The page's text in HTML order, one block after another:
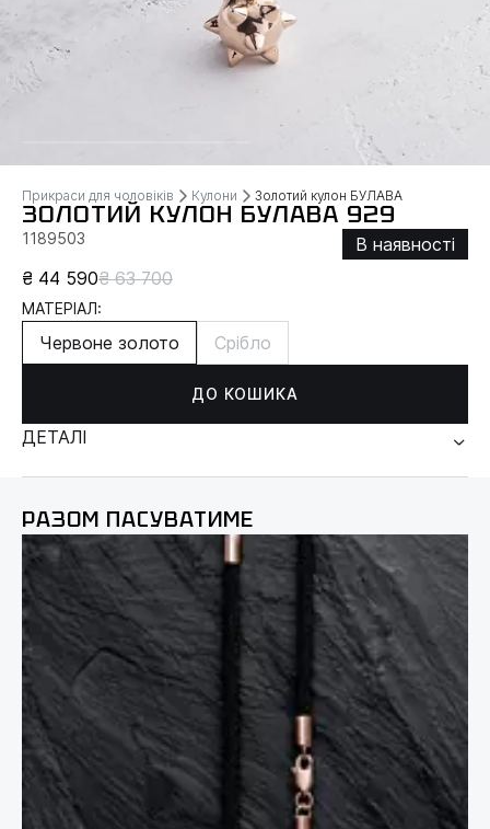
Прикраси для чоловіків Кулони Золотий кулон БУЛАВА
ЗОЛОТИЙ КУЛОН БУЛАВА 929
1189503
В наявності
₴ 44 590₴ 63 700
МАТЕРІАЛ:
Червоне золото Срібло
ДО КОШИКА
ДЕТАЛІ
РАЗОМ ПАСУВАТИМЕ